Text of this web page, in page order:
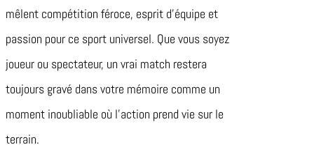
mêlent compétition féroce, esprit d’équipe et
passion pour ce sport universel. Que vous soyez
joueur ou spectateur, un vrai match restera
toujours gravé dans votre mémoire comme un
moment inoubliable où l’action prend vie sur le
terrain.